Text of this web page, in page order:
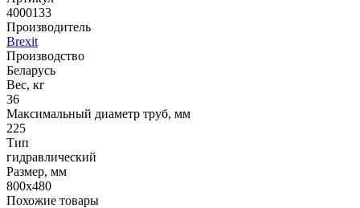
4000133
Производитель
Brexit
Производство
Беларусь
Вес, кг
36
Максимальный диаметр труб, мм
225
Тип
гидравлический
Размер, мм
800х480
Похожие товары